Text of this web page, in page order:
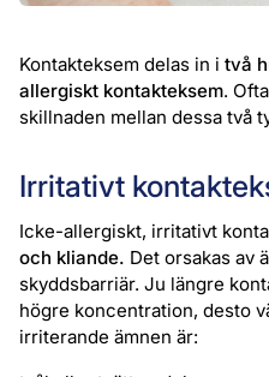
Kontakteksem delas in i två
allergiskt kontakteksem.
skillnaden mellan dessa två
Irritativt
Icke-allergiskt, irritativt
och kliande. Det orsakas av
skyddsbarriär. Ju längre
högre koncentration, desto
irriterande ämnen är: